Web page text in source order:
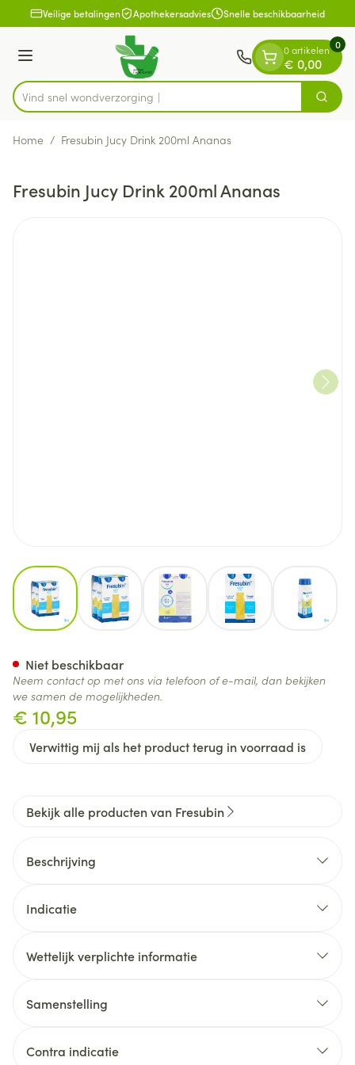
Ga naar de inhoud
1 van 1Veilige betalingen Apothekersadvies Snelle beschikbaarheid
Menu
Product, merk, categorie...
Vind snel wondve Zoek
0 artikelen
€ 0,00
0
Home / Fresubin Jucy Drink 200ml Ananas
Fresubin Jucy Drink 200ml Ananas
View larger imageView larger imageView larger imageView larger image
View
€ 10,95
Verwittig mij als het product terug in voorraad is
Niet beschikbaar
Neem contact op met ons via telefoon of e-mail, dan bekijken
we samen de mogelijkheden.
Bekijk alle producten van Fresubin
Beschrijving
Indicatie
Wettelijk verplichte informatie
Samenstelling
Contra indicatie